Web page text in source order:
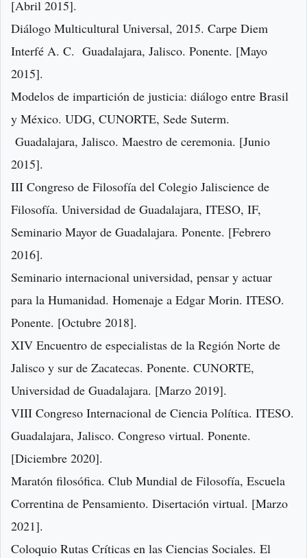
[Abril 2015].
Diálogo Multicultural Universal, 2015. Carpe Diem
Interfé A. C. Guadalajara, Jalisco. Ponente. [Mayo
2015].
Modelos de impartición de justicia: diálogo entre Brasil
y México. UDG, CUNORTE, Sede Suterm.
Guadalajara, Jalisco. Maestro de ceremonia. [Junio
2015].
III Congreso de Filosofía del Colegio Jaliscience de
Filosofía. Universidad de Guadalajara, ITESO, IF,
Seminario Mayor de Guadalajara. Ponente. [Febrero
2016].
Seminario internacional universidad, pensar y actuar
para la Humanidad. Homenaje a Edgar Morin. ITESO.
Ponente. [Octubre 2018].
XIV Encuentro de especialistas de la Región Norte de
Jalisco y sur de Zacatecas. Ponente. CUNORTE,
Universidad de Guadalajara. [Marzo 2019].
VIII Congreso Internacional de Ciencia Política. ITESO.
Guadalajara, Jalisco. Congreso virtual. Ponente.
[Diciembre 2020].
Maratón filosófica. Club Mundial de Filosofía, Escuela
Correntina de Pensamiento. Disertación virtual. [Marzo
2021].
Coloquio Rutas Críticas en las Ciencias Sociales. El